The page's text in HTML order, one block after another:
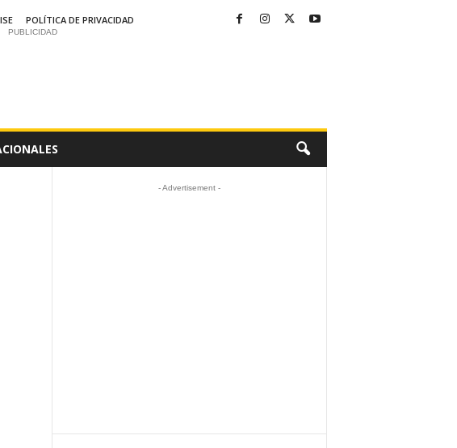
POLÍTICA DE PRIVACIDAD
PUBLICIDAD
- Advertisement -